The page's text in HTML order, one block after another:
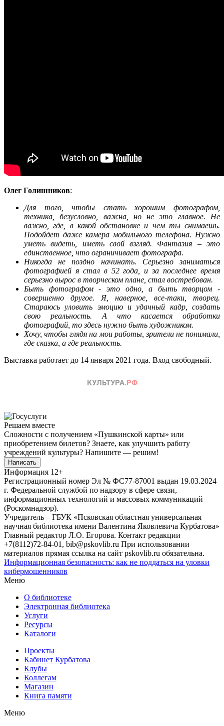
Олег Голишников:
Для того, чтобы стать хорошим фотографом,
техника, безусловно, важна, но не это главное. Не
важно, где, в какой обстановке и чем ты снимаешь.
Подойдет даже камера мобильного телефона. Нужно
уметь видеть, иметь свой взгляд. Фантазия – это
единственное, что ограничивает фотографа.
Никогда не поздно начинать. Серьезно заниматься
фотографией я стал в 52 года, и за последнее время
серьезно вырос в творческом плане, стал востребован.
Быть фотографом - это одно, а быть творцом -
совершенно другое. Я, наверное, все-таки, творец.
Стараюсь уловить эмоцию и удачный кадр, создать
свою реальность. А что касается обработки
фотографий, то здесь нужно быть художником.
Хочу, чтобы глядя на мои работы, зрители не понимали,
где сказка, а где реальность.
Выставка работает до 14 января 2021 года. Вход свободный.
Решаем вместе
Сложности с получением «Пушкинской карты» или
приобретением билетов? Знаете, как улучшить работу
учреждений культуры? Напишите — решим!
Написать
Информация 12+
Регистрационный номер Эл № ФС77-87001 выдан 19.03.2024
г. Федеральной службой по надзору в сфере связи,
информационных технологий и массовых коммуникаций
(Роскомнадзор).
Учредитель – ГБУК «Псковская областная универсальная
научная библиотека имени Валентина Яковлевича Курбатова»
Главный редактор Л.О. Егорова. Контакт редакции
+7(8112)72-84-01, bib@pskovlib.ru При использовании
материалов прямая ссылка на сайт pskovlib.ru обязательна.
Информационная безопасность: как не поддаться на уловки
кибермошенников
Меню
О библиотеке
Электронная библиотека
Услуги
Ресурсы
Каталоги
Проекты
Кабинет Курбатова
Клубы
Коллегам
Магазин
Книга памяти
Меню